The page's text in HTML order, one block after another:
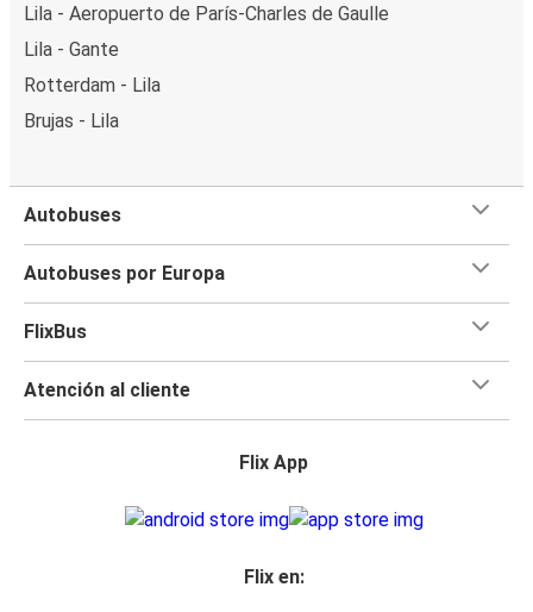
Lila - Aeropuerto de París-Charles de Gaulle
Lila - Gante
Rotterdam - Lila
Brujas - Lila
Autobuses
Autobuses por Europa
FlixBus
Atención al cliente
Flix App
Flix en: